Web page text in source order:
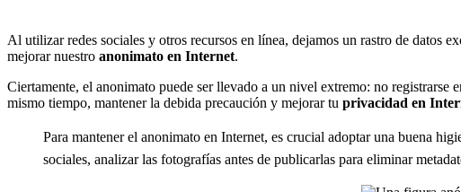
Al utilizar redes sociales y otros recursos en línea, dejamos un rastro de datos
mejorar nuestro anonimato en Internet.
Ciertamente, el anonimato puede ser llevado a un nivel extremo: no registrarse
mismo tiempo, mantener la debida precaución y mejorar tu privacidad en
Para mantener el anonimato en Internet, es crucial adoptar una buena
sociales, analizar las fotografías antes de publicarlas para eliminar